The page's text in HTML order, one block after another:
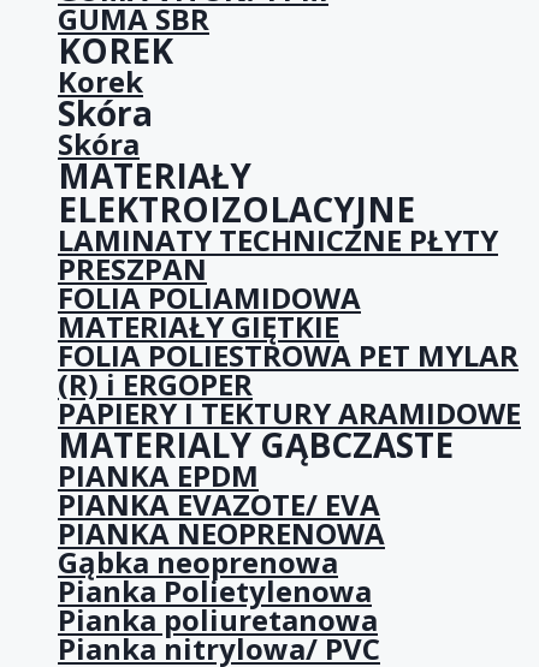
GUMA SBR
KOREK
Korek
Skóra
Skóra
MATERIAŁY
ELEKTROIZOLACYJNE
LAMINATY TECHNICZNE PŁYTY
PRESZPAN
FOLIA POLIAMIDOWA
MATERIAŁY GIĘTKIE
FOLIA POLIESTROWA PET MYLAR
(R) i ERGOPER
PAPIERY I TEKTURY ARAMIDOWE
MATERIALY GĄBCZASTE
PIANKA EPDM
PIANKA EVAZOTE/ EVA
PIANKA NEOPRENOWA
Gąbka neoprenowa
Pianka Polietylenowa
Pianka poliuretanowa
Pianka nitrylowa/ PVC